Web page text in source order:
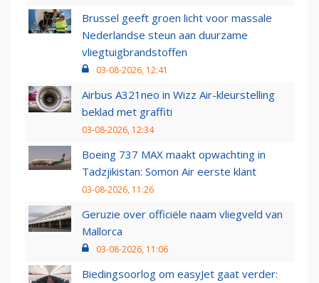
Brussel geeft groen licht voor massale
Nederlandse steun aan duurzame
vliegtuigbrandstoffen
03-08-2026, 12:41
Airbus A321neo in Wizz Air-kleurstelling
beklad met graffiti
03-08-2026, 12:34
Boeing 737 MAX maakt opwachting in
Tadzjikistan: Somon Air eerste klant
03-08-2026, 11:26
Geruzie over officiële naam vliegveld van
Mallorca
03-08-2026, 11:06
Biedingsoorlog om easyJet gaat verder: